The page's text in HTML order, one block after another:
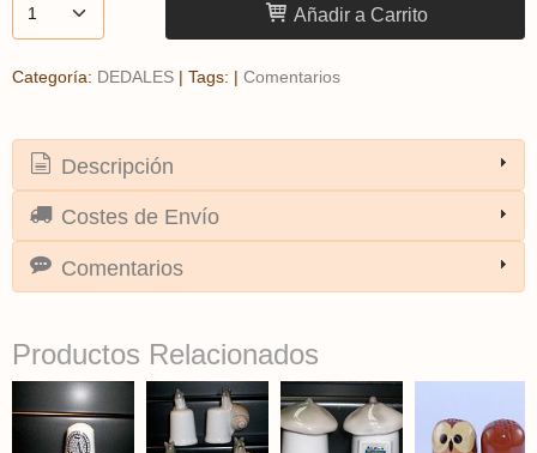
Añadir a Carrito
Categoría: DEDALES | Tags: | Comentarios
Descripción
Costes de Envío
Comentarios
Productos Relacionados